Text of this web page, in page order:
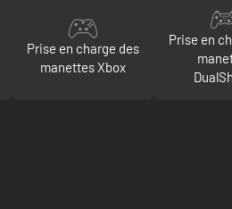
Prise en charge des
manettes Xbox
Prise en